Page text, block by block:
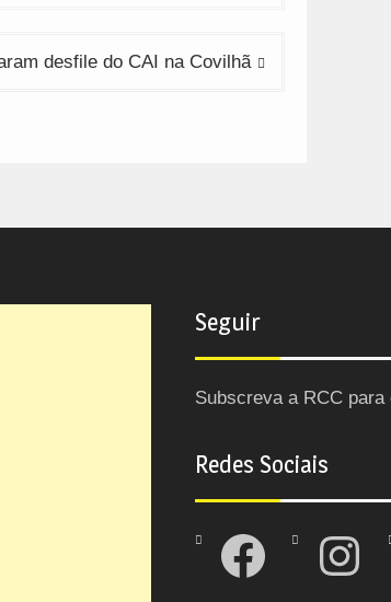
desfile do CAI na Covilhã
Seguir
Subscreva a RCC
Redes Sociais
Facebook Instagram